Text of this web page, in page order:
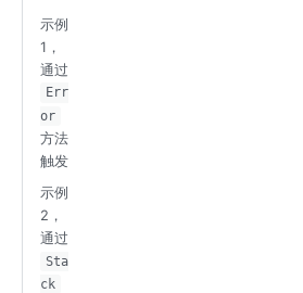
示例
1，
通过
Err
or
方法
触发
示例
2，
通过
Sta
ck